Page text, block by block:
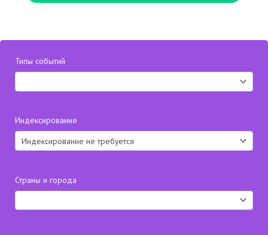
Типы событий
Индексирование
Страны и города